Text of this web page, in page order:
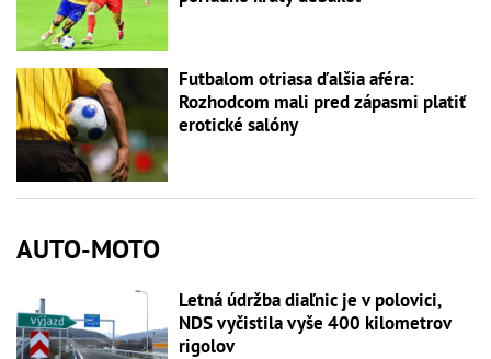
Futbalom otriasa ďalšia aféra:
Rozhodcom mali pred zápasmi platiť
erotické salóny
AUTO-MOTO
Letná údržba diaľnic je v polovici,
NDS vyčistila vyše 400 kilometrov
rigolov